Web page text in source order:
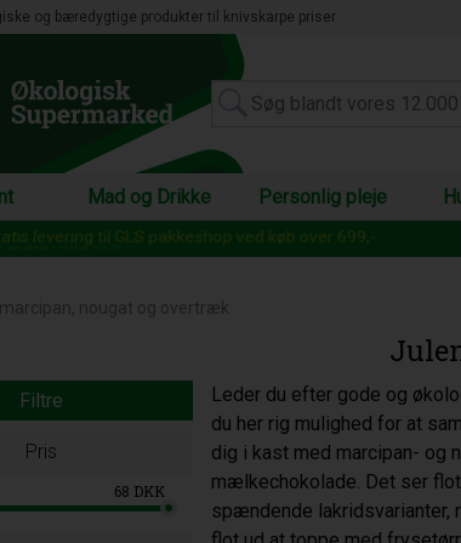
og bæredygtige produkter til knivskarpe priser
Mad og Drikke Personlig pleje
levering til GLS pakkeshop ved køb over 699,-
nougat og overtræk
Filtre
Pris
68 DKK
Leder du efter gode og
du her rig mulighed for at
dig i kast med marcipan- og
mælkechokolade. Det ser
spændende lakridsvarianter,